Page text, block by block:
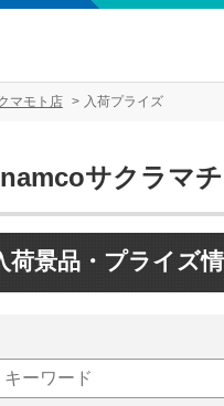
マモト店 入荷プライズ
namcoサクラマ
荷景品・プライズ